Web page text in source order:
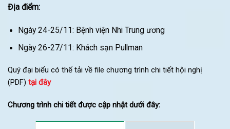
Địa điểm:
Ngày 24-25/11: Bệnh viện Nhi Trung ương
Ngày 26-27/11: Khách sạn Pullman
Quý đại biểu có thể tải về file chương trình chi tiết hội nghị
(PDF) tại đây
Chương trình chi tiết được cập nhật dưới đây: